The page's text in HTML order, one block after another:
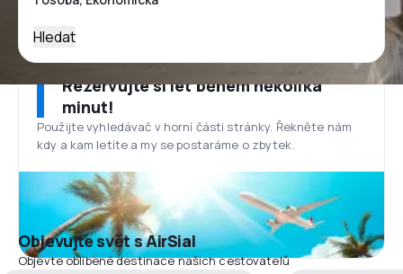
Hledat
Rezervujte si let během několika
minut!
Použijte vyhledávač v horní části stránky. Řekněte nám
kdy a kam letíte a my se postaráme o zbytek.
Objevujte svět s AirSial
Objevte oblíbené destinace našich cestovatelů